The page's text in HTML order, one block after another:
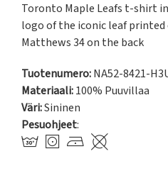
Toronto Maple Leafs t-shirt
logo of the iconic leaf
Matthews 34 on the back
Tuotenumero:NA52-8421-
Materiaali:100% Puuvillaa
Väri:Sininen
Pesuohjeet: